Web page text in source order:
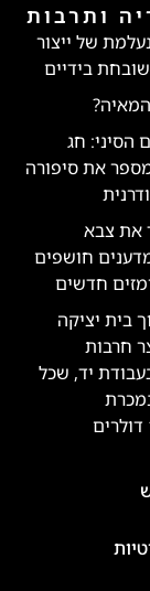
ותרבות
של ייצור
בידיים
המאיה?
הסיני: חג
את סיפורה
את צבא
מדענים חושפים
חדשים
בית יציקה
חרבות
יד, שכל